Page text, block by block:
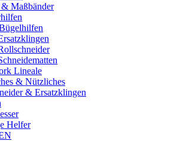
Maßbänder
Lineale
& Nützliches
& Ersatzklingen
Helfer